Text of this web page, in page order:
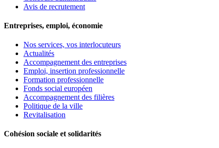
Avis de recrutement
Entreprises, emploi, économie
Nos services, vos interlocuteurs
Actualités
Accompagnement des entreprises
Emploi, insertion professionnelle
Formation professionnelle
Fonds social européen
Accompagnement des filières
Politique de la ville
Revitalisation
Cohésion sociale et solidarités